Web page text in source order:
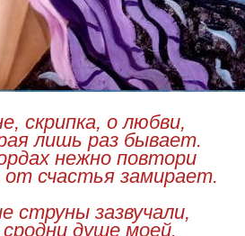
скрипка, о любви,
лишь раз бывает.
нежно повтори
счастья замирает.
струны зазвучали,
душе моей.